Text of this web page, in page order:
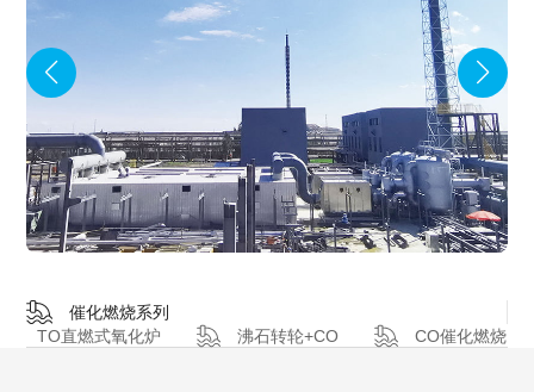
催化燃烧系列
TO直燃式氧化炉
沸石转轮+CO CO催化燃烧